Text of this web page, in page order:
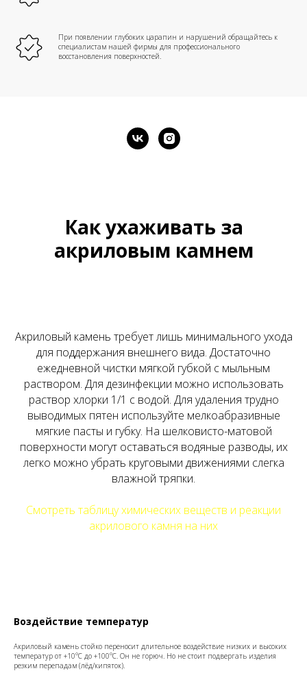
При появлении глубоких царапин и нарушений обращайтесь к
специалистам нашей фирмы для профессионального
восстановления поверхностей.
Как ухаживать за
акриловым камнем
Акриловый камень требует лишь минимального ухода
для поддержания внешнего вида. Достаточно
ежедневной чистки мягкой губкой с мыльным
раствором. Для дезинфекции можно использовать
раствор хлорки 1/1 с водой. Для удаления трудно
выводимых пятен используйте мелкоабразивные
мягкие пасты и губку. На шелковисто-матовой
поверхности могут оставаться водяные разводы, их
легко можно убрать круговыми движениями слегка
влажной тряпки.
Смотреть таблицу химических веществ и реакции
акрилового камня на них
Воздействие температур
Акриловый камень стойко переносит длительное воздействие низких и высоких
температур от +10°С до +100°С. Он не горюч. Но не стоит подвергать изделия
резким перепадам (лёд/кипяток).